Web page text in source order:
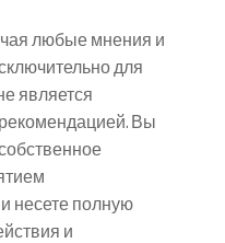
любые мнения и
для
является
Вы
несете полную
и